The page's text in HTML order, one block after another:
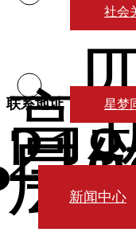
联系地址：
高
层
社会
星梦
新闻中心